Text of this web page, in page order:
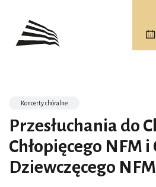
Koncerty chóralne
Przesłuchania do
Chłopięcego NFM i
Dziewczęcego NFM